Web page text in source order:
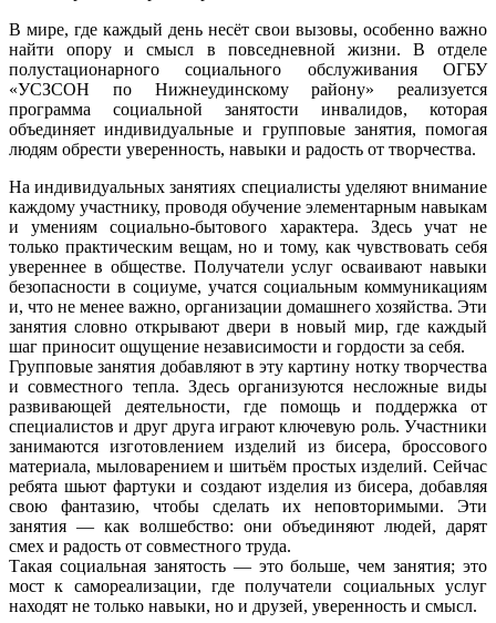
В мире, где каждый день несёт свои вызовы, особенно важно
найти опору и смысл в повседневной жизни. В отделе
полустационарного социального обслуживания ОГБУ
«УСЗСОН по Нижнеудинскому району» реализуется
программа социальной занятости инвалидов, которая
объединяет индивидуальные и групповые занятия, помогая
людям обрести уверенность, навыки и радость от творчества.
На индивидуальных занятиях специалисты уделяют внимание
каждому участнику, проводя обучение элементарным навыкам
и умениям социально-бытового характера. Здесь учат не
только практическим вещам, но и тому, как чувствовать себя
увереннее в обществе. Получатели услуг осваивают навыки
безопасности в социуме, учатся социальным коммуникациям
и, что не менее важно, организации домашнего хозяйства. Эти
занятия словно открывают двери в новый мир, где каждый
шаг приносит ощущение независимости и гордости за себя.
Групповые занятия добавляют в эту картину нотку творчества
и совместного тепла. Здесь организуются несложные виды
развивающей деятельности, где помощь и поддержка от
специалистов и друг друга играют ключевую роль. Участники
занимаются изготовлением изделий из бисера, броссового
материала, мыловарением и шитьём простых изделий. Сейчас
ребята шьют фартуки и создают изделия из бисера, добавляя
свою фантазию, чтобы сделать их неповторимыми. Эти
занятия — как волшебство: они объединяют людей, дарят
смех и радость от совместного труда.
Такая социальная занятость — это больше, чем занятия; это
мост к самореализации, где получатели социальных услуг
находят не только навыки, но и друзей, уверенность и смысл.